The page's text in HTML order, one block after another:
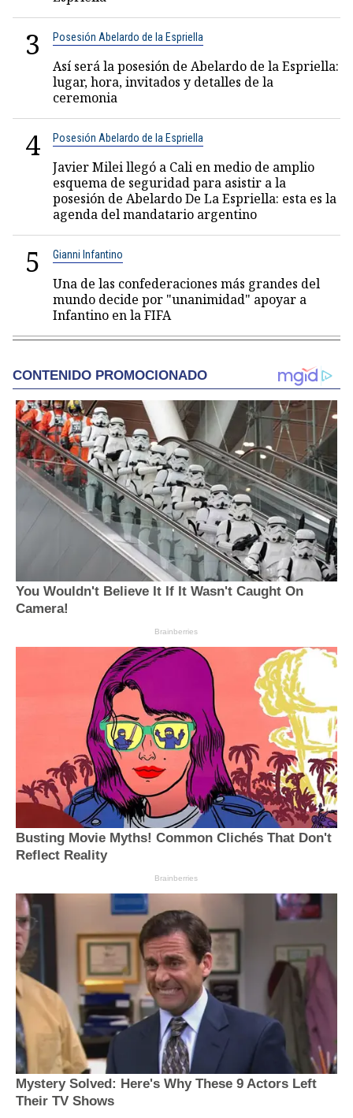
3 Posesión Abelardo de la Espriella
Así será la posesión de Abelardo de la Espriella:
lugar, hora, invitados y detalles de la
ceremonia
4 Posesión Abelardo de la Espriella
Javier Milei llegó a Cali en medio de amplio
esquema de seguridad para asistir a la
posesión de Abelardo De La Espriella: esta es la
agenda del mandatario argentino
5 Gianni Infantino
Una de las confederaciones más grandes del
mundo decide por "unanimidad" apoyar a
Infantino en la FIFA